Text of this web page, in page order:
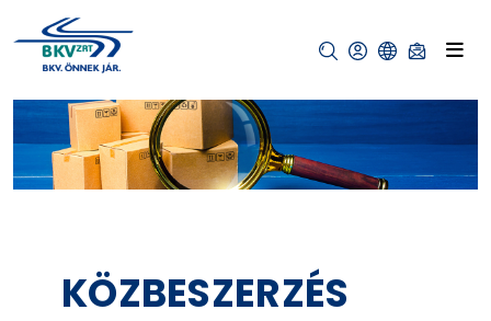
KÖZBESZERZÉS